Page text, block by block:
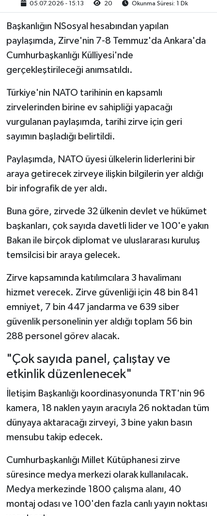
05.07.2026 - 15:13 20 Okunma Süresi: 1 Dk
Başkanlığın NSosyal hesabından yapılan
paylaşımda, Zirve'nin 7-8 Temmuz'da Ankara'da
Cumhurbaşkanlığı Külliyesi'nde
gerçekleştirileceği anımsatıldı.
Türkiye'nin NATO tarihinin en kapsamlı
zirvelerinden birine ev sahipliği yapacağı
vurgulanan paylaşımda, tarihi zirve için geri
sayımın başladığı belirtildi.
Paylaşımda, NATO üyesi ülkelerin liderlerini bir
araya getirecek zirveye ilişkin bilgilerin yer aldığı
bir infografik de yer aldı.
Buna göre, zirvede 32 ülkenin devlet ve hükümet
başkanları, çok sayıda davetli lider ve 100'e yakın
Bakan ile birçok diplomat ve uluslararası kuruluş
temsilcisi bir araya gelecek.
Zirve kapsamında katılımcılara 3 havalimanı
hizmet verecek. Zirve güvenliği için 48 bin 841
emniyet, 7 bin 447 jandarma ve 639 siber
güvenlik personelinin yer aldığı toplam 56 bin
288 personel görev alacak.
"Çok sayıda panel, çalıştay ve
etkinlik düzenlenecek"
İletişim Başkanlığı koordinasyonunda TRT'nin 96
kamera, 18 naklen yayın aracıyla 26 noktadan tüm
dünyaya aktaracağı zirveyi, 3 bine yakın basın
mensubu takip edecek.
Cumhurbaşkanlığı Millet Kütüphanesi zirve
süresince medya merkezi olarak kullanılacak.
Medya merkezinde 1800 çalışma alanı, 40
montaj odası ve 100'den fazla canlı yayın noktası